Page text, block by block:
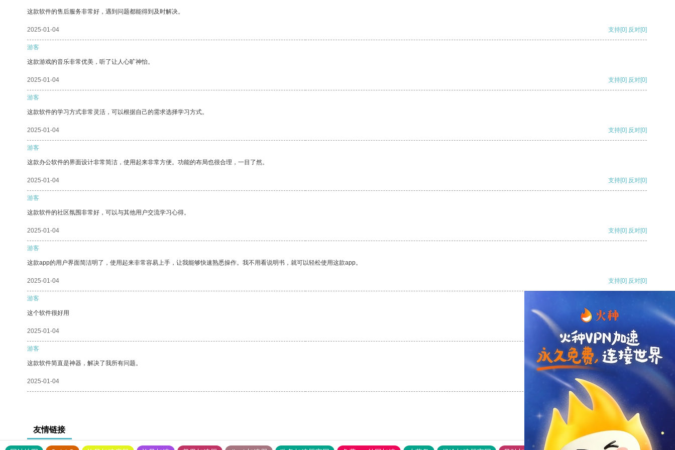
这款软件的售后服务非常好，遇到问题都能得到及时解决。
2025-01-04 支持[0] 反对[0]
游客
这款游戏的音乐非常优美，听了让人心旷神怡。
2025-01-04 支持[0] 反对[0]
游客
这款软件的学习方式非常灵活，可以根据自己的需求选择学习方式。
2025-01-04 支持[0] 反对[0]
游客
这款办公软件的界面设计非常简洁，使用起来非常方便。功能的布局也很合理，一目了然。
2025-01-04 支持[0] 反对[0]
游客
这款软件的社区氛围非常好，可以与其他用户交流学习心得。
2025-01-04 支持[0] 反对[0]
游客
这款app的用户界面简洁明了，使用起来非常容易上手，让我能够快速熟悉操作。我不用看说明书，就可以轻松使用这款app。
2025-01-04 支持[0] 反对[0]
游客
这个软件很好用
2025-01-04 支持 反对
游客
这款软件简直是神器，解决了我所有问题。
2025-01-04 [0]
友情链接